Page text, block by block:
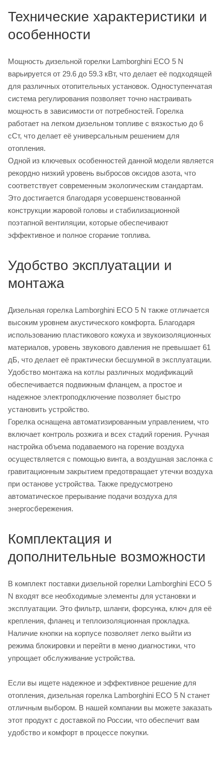
Технические характеристики и
особенности
Мощность дизельной горелки Lamborghini ECO 5 N
варьируется от 29.6 до 59.3 кВт, что делает её подходящей
для различных отопительных установок. Одноступенчатая
система регулирования позволяет точно настраивать
мощность в зависимости от потребностей. Горелка
работает на легком дизельном топливе с вязкостью до 6
сСт, что делает её универсальным решением для
отопления.
Одной из ключевых особенностей данной модели является
рекордно низкий уровень выбросов оксидов азота, что
соответствует современным экологическим стандартам.
Это достигается благодаря усовершенствованной
конструкции жаровой головы и стабилизационной
поэтапной вентиляции, которые обеспечивают
эффективное и полное сгорание топлива.
Удобство эксплуатации и
монтажа
Дизельная горелка Lamborghini ECO 5 N также отличается
высоким уровнем акустического комфорта. Благодаря
использованию пластикового кожуха и звукоизоляционных
материалов, уровень звукового давления не превышает 61
дБ, что делает её практически бесшумной в эксплуатации.
Удобство монтажа на котлы различных модификаций
обеспечивается подвижным фланцем, а простое и
надежное электроподключение позволяет быстро
установить устройство.
Горелка оснащена автоматизированным управлением, что
включает контроль розжига и всех стадий горения. Ручная
настройка объема подаваемого на горение воздуха
осуществляется с помощью винта, а воздушная заслонка с
гравитационным закрытием предотвращает утечки воздуха
при останове устройства. Также предусмотрено
автоматическое прерывание подачи воздуха для
энергосбережения.
Комплектация и
дополнительные возможности
В комплект поставки дизельной горелки Lamborghini ECO 5
N входят все необходимые элементы для установки и
эксплуатации. Это фильтр, шланги, форсунка, ключ для её
крепления, фланец и теплоизоляционная прокладка.
Наличие кнопки на корпусе позволяет легко выйти из
режима блокировки и перейти в меню диагностики, что
упрощает обслуживание устройства.
Если вы ищете надежное и эффективное решение для
отопления, дизельная горелка Lamborghini ECO 5 N станет
отличным выбором. В нашей компании вы можете заказать
этот продукт с доставкой по России, что обеспечит вам
удобство и комфорт в процессе покупки.